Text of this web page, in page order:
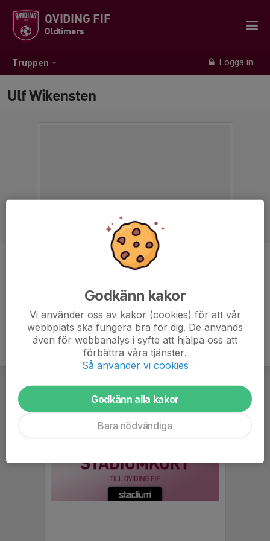
Truppen Logga in
QVIDING FIF
Oldtimers
Ulf Wikensten
Godkänn kakor
Vi använder oss av kakor (cookies) för att vår
webbplats ska fungera bra för dig. De används
även för webbanalys i syfte att hjälpa oss att
förbättra våra tjänster.
Så använder vi cookies
Godkänn alla kakor
Bara nödvändiga